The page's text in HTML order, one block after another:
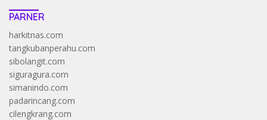
PARNER
harkitnas.com
tangkubanperahu.com
sibolangit.com
siguragura.com
simanindo.com
padarincang.com
cilengkrang.com